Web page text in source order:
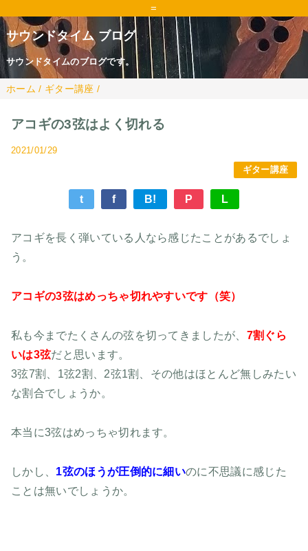
=
サウンドタイム ブログ
サウンドタイムのブログです。
ホーム / ギター講座 /
アコギの3弦はよく切れる
2021/01/29
ギター講座
t f B! P L
アコギを長く弾いている人なら感じたことがあるでしょ
う。
アコギの3弦はめっちゃ切れやすいです（笑）
私も今までたくさんの弦を切ってきましたが、 7割ぐら
いは3弦だと思います。
3弦7割、1弦2割、2弦1割、その他はほとんど無しみたい
な割合でしょうか。
本当に3弦はめっちゃ切れます。
しかし、 1弦のほうが圧倒的に細いのに不思議に感じた
ことは無いでしょうか。